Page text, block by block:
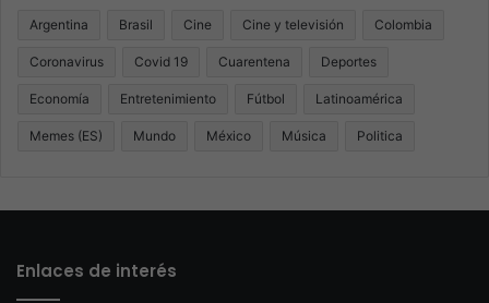
Argentina Brasil Cine Cine y televisión Colombia
Coronavirus Covid 19 Cuarentena Deportes
Economía Entretenimiento Fútbol Latinoamérica
Memes (ES) Mundo México Música Politica
Enlaces de interés